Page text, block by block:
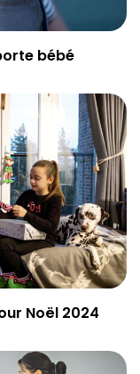
bébé
Noël 2024